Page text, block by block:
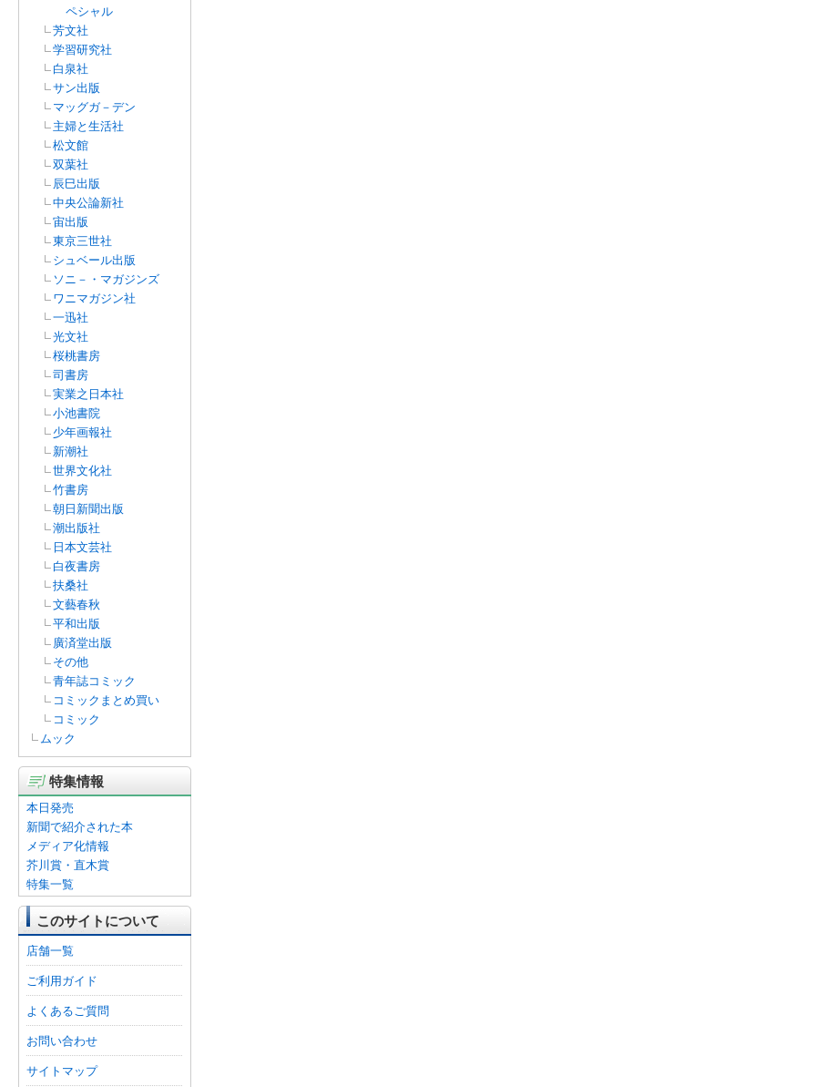
ペシャル
芳文社
学習研究社
白泉社
サン出版
マッグガ－デン
主婦と生活社
松文館
双葉社
辰巳出版
中央公論新社
宙出版
東京三世社
シュベール出版
ソニ－・マガジンズ
ワニマガジン社
一迅社
光文社
桜桃書房
司書房
実業之日本社
小池書院
少年画報社
新潮社
世界文化社
竹書房
朝日新聞出版
潮出版社
日本文芸社
白夜書房
扶桑社
文藝春秋
平和出版
廣済堂出版
その他
青年誌コミック
コミックまとめ買い
コミック
ムック
特集情報
本日発売
新聞で紹介された本
メディア化情報
芥川賞・直木賞
特集一覧
このサイトについて
店舗一覧
ご利用ガイド
よくあるご質問
お問い合わせ
サイトマップ